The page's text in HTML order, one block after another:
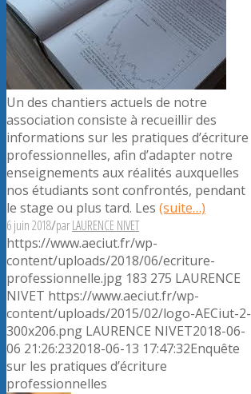
Un des chantiers actuels de notre
association consiste à recueillir des
informations sur les pratiques d’écriture
professionnelles, afin d’adapter notre
enseignements aux réalités auxquelles
nos étudiants sont confrontés, pendant
le stage ou plus tard. Les (suite…)
6 juin 2018/parLAURENCE NIVET
https://www.aeciut.fr/wp-
content/uploads/2018/06/ecriture-
professionnelle.jpg 183 275 LAURENCE
NIVET https://www.aeciut.fr/wp-
content/uploads/2015/02/logo-AECiut-2-
300x206.png LAURENCE NIVET2018-06-
06 21:26:232018-06-13 17:47:32Enquête
sur les pratiques d’écriture
professionnelles